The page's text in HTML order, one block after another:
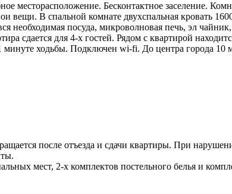
месторасположение. Бесконтактное заселение.
вещи. В спальной комнате двухспальная кровать
необходимая посуда, микроволновая печь, эл
сдается для 4-х гостей. Рядом с квартирой
минуте ходьбы. Подключен wi-fi. До центра города
после отъезда и сдачи квартиры. При
мест, 2-х комплектов постельного белья и